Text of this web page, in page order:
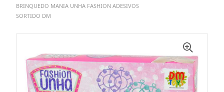
BRINQUEDO MANIA UNHA FASHION ADESIVOS
SORTIDO DM